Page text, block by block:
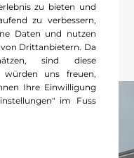
zu bieten und
zu verbessern,
Daten und nutzen
Drittanbietern. Da
sind diese
würden uns freuen,
Ihre Einwilligung
im Fuss
sowie eine